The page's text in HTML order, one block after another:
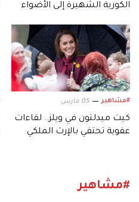
الكورية الشهيرة إلى الأضواء
#مشاهير 05 مارس
كيت ميدلتون في ويلز.. لقاءات
عفوية تحتفي بالإرث الملكي
#مشاهير